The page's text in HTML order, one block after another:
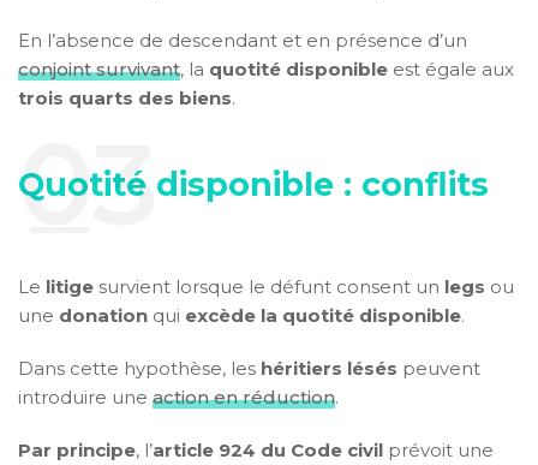
En l’absence de descendant et en présence d’un
conjoint survivant, la quotité disponible est égale aux
trois quarts des biens.
Quotité disponible : conflits
Le litige survient lorsque le défunt consent un legs ou
une donation qui excède la quotité disponible.
Dans cette hypothèse, les héritiers lésés peuvent
introduire une action en réduction.
Par principe, l’article 924 du Code civil prévoit une